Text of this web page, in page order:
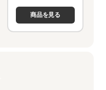
商品を見る